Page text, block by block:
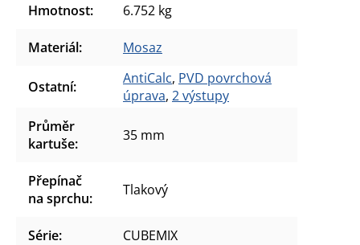
Hmotnost: 6.752 kg
Materiál: Mosaz
Ostatní: AntiCalc, PVD povrchová
úprava, 2 výstupy
Průměr
kartuše: 35 mm
Přepínač
na sprchu: Tlakový
Série: CUBEMIX